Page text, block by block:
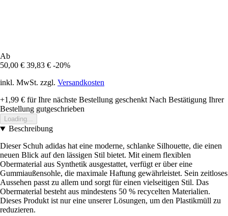
Ab
50,00 € 39,83 € -20%
inkl. MwSt. zzgl. Versandkosten
+1,99 € für Ihre nächste Bestellung geschenkt Nach Bestätigung Ihrer
Bestellung gutgeschrieben
Loading...
Beschreibung
Dieser Schuh adidas hat eine moderne, schlanke Silhouette, die einen
neuen Blick auf den lässigen Stil bietet. Mit einem flexiblen
Obermaterial aus Synthetik ausgestattet, verfügt er über eine
Gummiaußensohle, die maximale Haftung gewährleistet. Sein zeitloses
Aussehen passt zu allem und sorgt für einen vielseitigen Stil. Das
Obermaterial besteht aus mindestens 50 % recycelten Materialien.
Dieses Produkt ist nur eine unserer Lösungen, um den Plastikmüll zu
reduzieren.